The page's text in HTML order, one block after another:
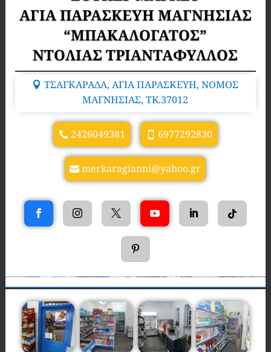
ΑΓΙΑ ΠΑΡΑΣΚΕΥΗ ΜΑΓΝΗΣΙΑΣ
“ΜΠΑΚΑΛΟΓΑΤΟΣ”
ΝΤΟΛΙΑΣ ΤΡΙΑΝΤΑΦΥΛΛΟΣ
ΤΣΑΓΚΑΡΑΔΑ, ΑΓΙΑ ΠΑΡΑΣΚΕΥΗ, ΝΟΜΟΣ
ΜΑΓΝΗΣΙΑΣ, TK.37012
2426049381 6977292830
merkaragianni@yahoo.gr